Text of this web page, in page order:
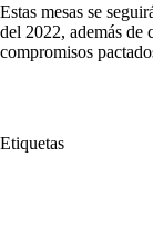
Estas mesas se
del 2022, además de
compromisos
Etiquetas